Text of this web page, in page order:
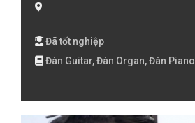
Đã tốt nghiệp
Đàn Guitar, Đàn Organ, Đàn Piano